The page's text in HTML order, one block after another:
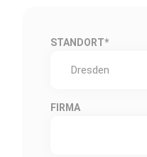
STANDORT*
FIRMA